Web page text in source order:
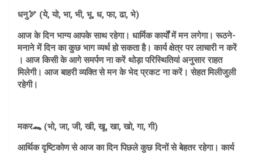
धनु🏹 (ये, यो, भा, भी, भू, ध, फा, ढा, भे)
आज के दिन भाग्य आपके साथ रहेगा। धार्मिक कार्यों में मन लगेगा। रूठने-
मनाने में दिन का कुछ भाग व्यर्थ हो सकता है। कार्य क्षेत्र पर लाचारी न करें
। आज किसी के आगे समर्पण ना करें थोड़ा परिस्थितियां अनुसार राहत
मिलेगी। आज बाहरी व्यक्ति से मन के भेद प्रकट ना करें। सेहत मिलीजुली
रहेगी।
मकर🐊 (भो, जा, जी, खी, खू, खा, खो, गा, गी)
आर्थिक दृष्टिकोण से आज का दिन पिछले कुछ दिनों से बेहतर रहेगा। कार्य